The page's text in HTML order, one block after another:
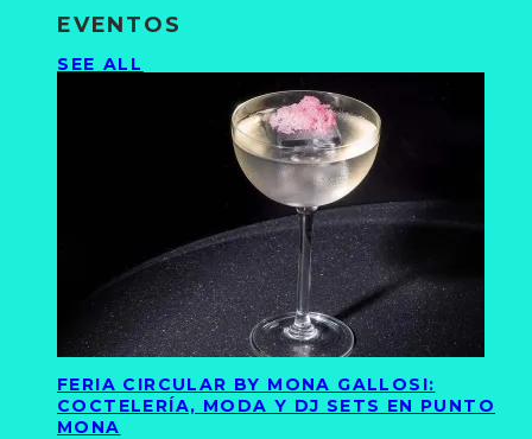
EVENTOS
SEE ALL
FERIA CIRCULAR BY MONA GALLOSI:
COCTELERÍA, MODA Y DJ SETS EN PUNTO
MONA